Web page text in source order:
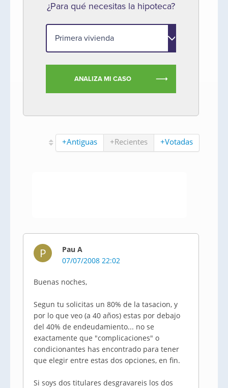
¿Para qué necesitas la hipoteca?
ANALIZA MI CASO
+Antiguas +Recientes +Votadas
P
Pau A
07/07/2008 22:02
Buenas noches,
Segun tu solicitas un 80% de la tasacion, y
por lo que veo (a 40 años) estas por debajo
del 40% de endeudamiento... no se
exactamente que "complicaciones" o
condicionantes has encontrado para tener
que elegir entre estas dos opciones, en fin.
Si soys dos titulares desgravareis los dos